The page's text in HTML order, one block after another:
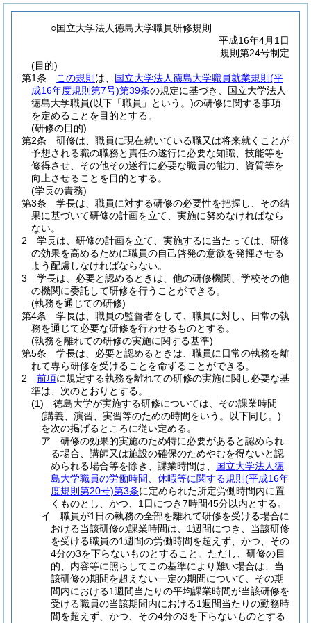
○国立大学法人徳島大学職員研修規則
平成16年4月1日
規則第24号制定
(目的)
第1条
この規則 は、 国立大学法人徳島大学職員就業規則 (平
成16年度規則第7号)第39条の規定に基づき、国立大学法人
徳島大学職員(以下「職員」という。)の研修に関する事項
を定めることを目的とする。
(研修の目的)
第2条
研修は、職員に現在就いている職又は将来就くことが
予想される職の職務と責任の遂行に必要な知識、技能等を
修得させ、その他その遂行に必要な職員の能力、資質等を
向上させることを目的とする。
(学長の責務)
第3条
学長は、職員に対する研修の必要性を把握し、その結
果に基づいて研修の計画を立て、実施に努めなければなら
ない。
2
学長は、研修の計画を立て、実施するに当たっては、研修
の効果を高めるために職員の自己啓発の意欲を発揮させる
よう配慮しなければならない。
3
学長は、必要と認めるときは、他の研修機関、学校その他
の機関に委託して研修を行うことができる。
(執務を通じての研修)
第4条
学長は、職員の監督者をして、職員に対し、日常の執
務を通じて必要な研修を行わせるものとする。
(執務を離れての研修の実施に関する基準)
第5条
学長は、必要と認めるときは、職員に日常の執務を離
れて専ら研修を受けることを命ずることができる。
2
前項に規定する執務を離れての研修の実施に関し必要な基
準は、次のとおりとする。
(1)
徳島大学が実施する研修については、その課業時間
(講義、演習、実習等のための時間をいう。以下同じ。)
を次の掲げるところに従い定める。
ア
研修の効果的実施のため特に必要があると認められ
る場合、講師又は施設の確保のためやむを得ないと認
められる場合等を除き、課業時間は、 国立大学法人徳
島大学職員の労働時間、休暇等に関する規則 (平成16年
度規則第20号)第3条に定められた所定労働時間内に置
くものとし、かつ、1日につき7時間45分以内とする。
イ
職員が1日の執務の全部を離れて研修を受ける場合に
おける当該研修の課業時間は、1週間につき、当該研修
を受ける職員の1週間の労働時間を超えず、かつ、その
4分の3を下らないものとすること。 ただし、研修の目
的、内容等に照らしてこの基準により難い場合は、当
該研修の期間を超えない一定の期間について、その期
間内における1週間当たりの平均課業時間が当該研修を
受ける職員の当該期間内における1週間当たりの勤務時
間を超えず、かつ、その4分の3を下らないものとする